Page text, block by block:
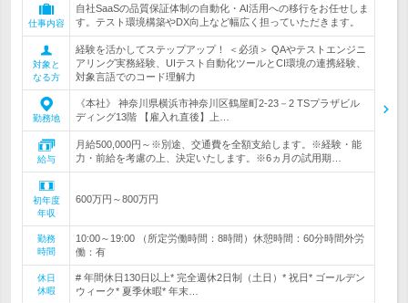
仕事内容
自社SaaSの品質保証体制の自動化・AI活用への移行をお任せしま
す。テスト環境構築やDX向上など幅広く担っていただきます。
対象と
なる方
経験を活かしてステップアップ！ ＜必須＞ QAやテストエンジニ
アリング実務経験、UIテスト自動化ツールとCI環境の連携経験、
対象言語でのコード理解力
勤務地
《本社》 神奈川県横浜市神奈川区鶴屋町2-23－2 TSプラザビル
ディング13階 【雇入れ直後】上…
給与
月給500,000円～※別途、交通費を全額支給します。※経験・能
力・前給を考慮の上、決定いたします。※6ヵ月の試用期…
初年度
年収
600万円～800万円
勤務
時間
10:00～19:00 （所定労働時間：8時間）休憩時間：60分時間外労
働：有
休日
休暇
# 年間休日130日以上* 完全週休2日制（土日）* 祝日* ゴールデン
ウィーク* 夏季休暇* 年末…